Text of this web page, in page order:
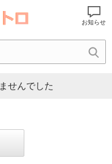
お知らせ
せんでした